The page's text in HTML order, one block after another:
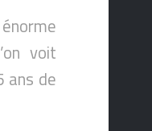
voit
ans de